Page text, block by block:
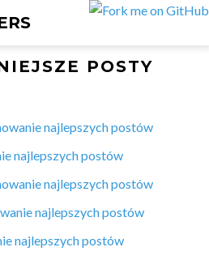
POSTY
najlepszych postów
najlepszych postów
najlepszych postów
najlepszych postów
najlepszych postów